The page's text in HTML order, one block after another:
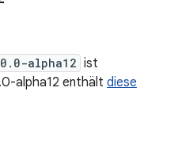
alpha12 ist
alpha12 enthält diese